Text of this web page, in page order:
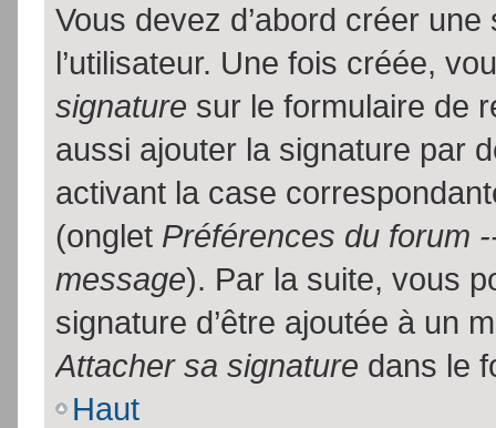
Vous devez d’abord créer
l’utilisateur. Une fois créée,
signature sur le formulaire de
aussi ajouter la signature par
activant la case
(onglet Préférences du forum
message). Par la suite, vous
signature d’être ajoutée à un
Attacher sa signature dans le
Haut